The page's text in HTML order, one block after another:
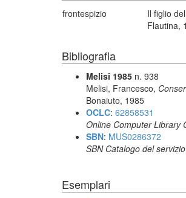
frontespizio
Il figlio
Flautina,
Bibliografia
Melisi 1985 n. 938
Melisi, Francesco,
Bonaiuto, 1985
OCLC: 62858531
Online Computer Library
SBN: MUS0286372
SBN Catalogo del
Esemplari